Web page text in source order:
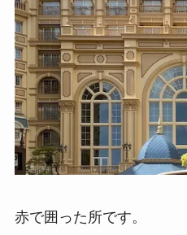
赤で囲った所です。